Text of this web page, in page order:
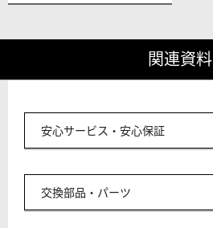
関連資料
安心サービス・安心保証
交換部品・パーツ